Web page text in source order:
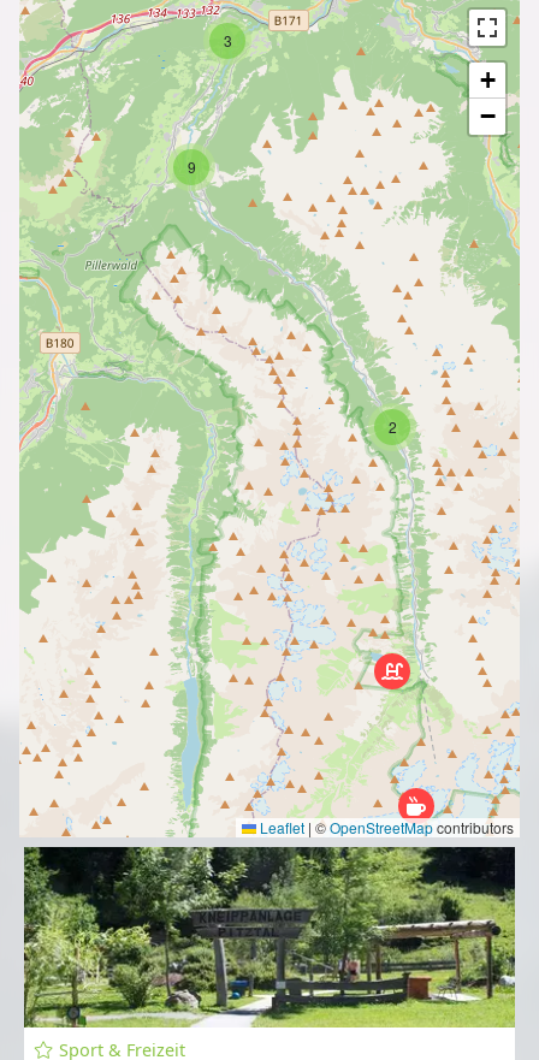
2
3
9
+
−
Leaflet | ©OpenStreetMapcontributors
Sport & Freizeit